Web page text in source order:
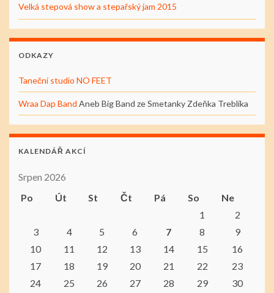
Velká stepová show a stepařský jam 2015
ODKAZY
Taneční studio NO FEET
Wraa Dap Band Aneb Big Band ze Smetanky Zdeňka Treblíka
KALENDÁŘ AKCÍ
Srpen 2026
Po
Út St Čt Pá So
Ne
1
2
3
4 5 6 7 8
9
10
11 12 13 14 15
16
17
18 19 20 21 22
23
24
25 26 27 28 29 30